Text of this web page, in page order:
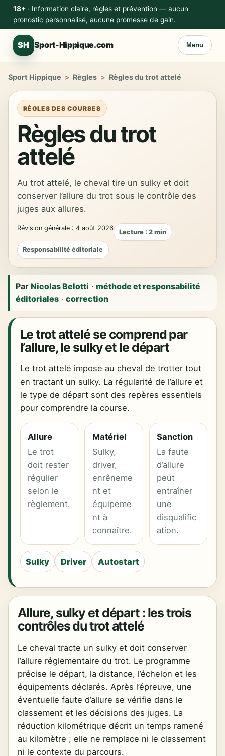
18+· Information claire, règles et prévention — aucun
pronostic personnalisé, aucune promesse de gain.
SH Sport-Hippique.com Menu
Sport Hippique > Règles > Règles du trot attelé
RÈGLES DES COURSES
Règles du trot
attelé
Au trot attelé, le cheval tire un sulky et doit
conserver l’allure du trot sous le contrôle des
juges aux allures.
Révision générale : 4 août 2026 Lecture : 2 min
Responsabilité éditoriale
ParNicolas Belotti ·méthode et responsabilité
éditoriales ·correction
Le trot attelé se comprend par
l’allure, le sulky et le départ
Le trot attelé impose au cheval de trotter tout
en tractant un sulky. La régularité de l’allure et
le type de départ sont des repères essentiels
pour comprendre la course.
Allure
Le trot
doit rester
régulier
selon le
règlement.
Matériel
Sulky,
driver,
enrêneme
nt et
équipeme
nt à
connaître.
Sanction
La faute
d’allure
peut
entraîner
une
disqualific
ation.
Sulky Driver Autostart
Allure, sulky et départ : les trois
contrôles du trot attelé
Le cheval tracte un sulky et doit conserver
l’allure réglementaire du trot. Le programme
précise le départ, la distance, l’échelon et les
équipements déclarés. Après l’épreuve, une
éventuelle faute d’allure se vérifie dans le
classement et les décisions des juges. La
réduction kilométrique décrit un temps ramené
au kilomètre ; elle ne remplace ni le classement
ni le contexte du parcours.